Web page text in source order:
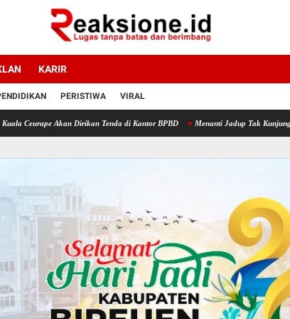
KARIR
PERISTIWA VIRAL
Dirikan Tenda di Kantor BPBD Menanti Jadup Tak Kunjung Cair, Korban